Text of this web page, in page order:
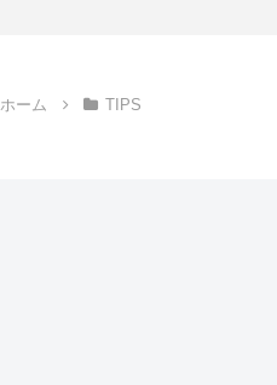
ホーム TIPS